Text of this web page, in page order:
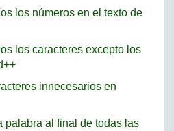
los números en el texto de
los caracteres excepto los
innecesarios en
palabra al final de todas las